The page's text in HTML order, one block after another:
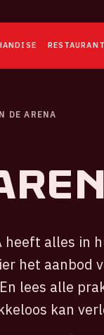
DE ARENA
heeft alles in
het aanbod
lees alle
kan